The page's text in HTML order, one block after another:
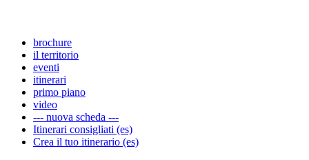
brochure
il territorio
eventi
itinerari
primo piano
video
--- nuova scheda ---
Itinerari consigliati (es)
Crea il tuo itinerario (es)